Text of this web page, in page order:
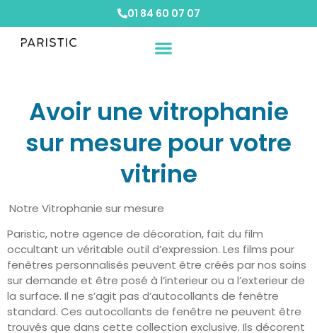
01 84 60 07 07
Avoir une vitrophanie
sur mesure pour votre
vitrine
Notre Vitrophanie sur mesure
Paristic, notre agence de décoration, fait du film
occultant un véritable outil d’expression. Les films pour
fenêtres personnalisés peuvent être créés par nos soins
sur demande et être posé à l’interieur ou a l’exterieur de
la surface. Il ne s’agit pas d’autocollants de fenêtre
standard. Ces autocollants de fenêtre ne peuvent être
trouvés que dans cette collection exclusive. Ils décorent